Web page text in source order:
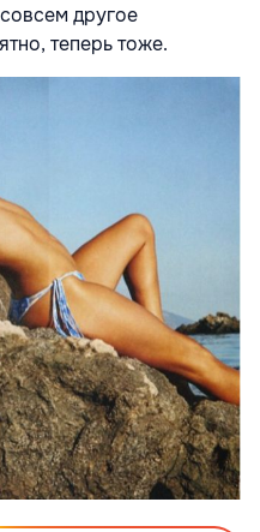
другое
теперь тоже.